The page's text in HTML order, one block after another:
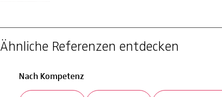
Ähnliche Referenzen entdecken
Nach Kompetenz